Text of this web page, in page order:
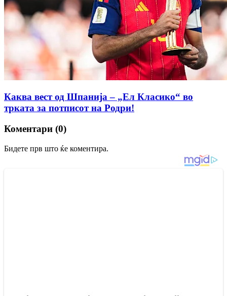
Каква вест од Шпанија – „Ел Класико“ во
трката за потписот на Родри!
Коментари (0)
Бидете прв што ќе коментира.